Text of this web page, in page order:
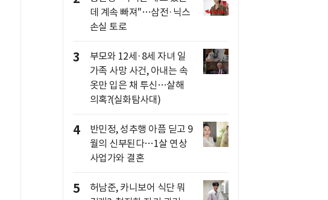
데 계속 빠져"…삼전·닉스
손실 토로
3
부모와 12세·8세 자녀 일
가족 사망 사건, 아내는 속
옷만 입은 채 투신…살해
의혹?(실화탐사대)
4
반민정, 성추행 아픔 딛고 9
월의 신부된다…1살 연상
사업가와 결혼
5
허남준, 카니보어 식단 뭐